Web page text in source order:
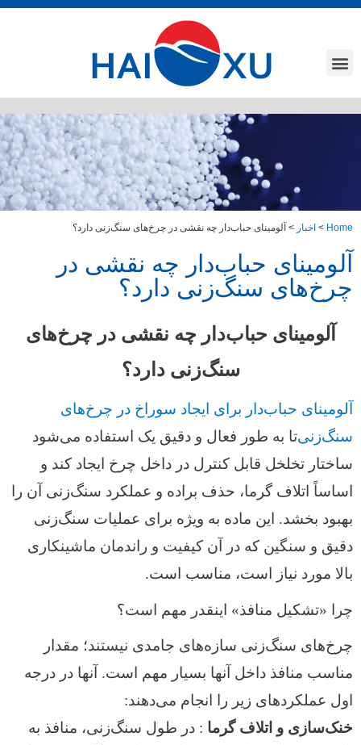
Home
> اخبار > آلومینای حباب‌دار چه نقشی در چرخ‌های سنگ‌زنی دارد؟
آلومینای حباب‌دار چه نقشی در
چرخ‌های سنگ‌زنی دارد؟
آلومینای حباب‌دار چه نقشی در چرخ‌های
سنگ‌زنی دارد؟
آلومینای حباب‌دار برای ایجاد سوراخ در چرخ‌های
سنگ‌زنی
استفاده می‌شود تا به طور فعال و دقیق یک
ساختار تخلخل قابل کنترل در داخل چرخ ایجاد کند و
اساساً اتلاف گرما، حذف براده و عملکرد سنگ‌زنی آن را
بهبود بخشد. این ماده به ویژه برای عملیات سنگ‌زنی
دقیق و سنگین که در آن کیفیت و راندمان ماشینکاری
بالا مورد نیاز است، مناسب است.
چرا «تشکیل منافذ» اینقدر مهم است؟
چرخ‌های سنگ‌زنی سازه‌های جامدی نیستند؛ مقدار
مناسب منافذ داخل آنها بسیار مهم است. آنها در درجه
اول عملکردهای زیر را انجام می‌دهند:
خنک‌سازی و اتلاف گرما : در طول سنگ‌زنی، منافذ به